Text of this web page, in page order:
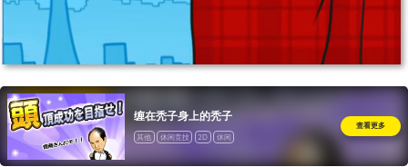
缠在秃子身上的秃子
其他 休闲竞技 2D 休闲
查看更多